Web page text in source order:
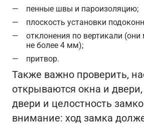
пенные швы и пароизоляцию;
плоскость установки
отклонения по вертикали (они
не более 4 мм);
притвор.
Также важно проверить,
открываются окна и
двери и целостность
внимание: ход замка